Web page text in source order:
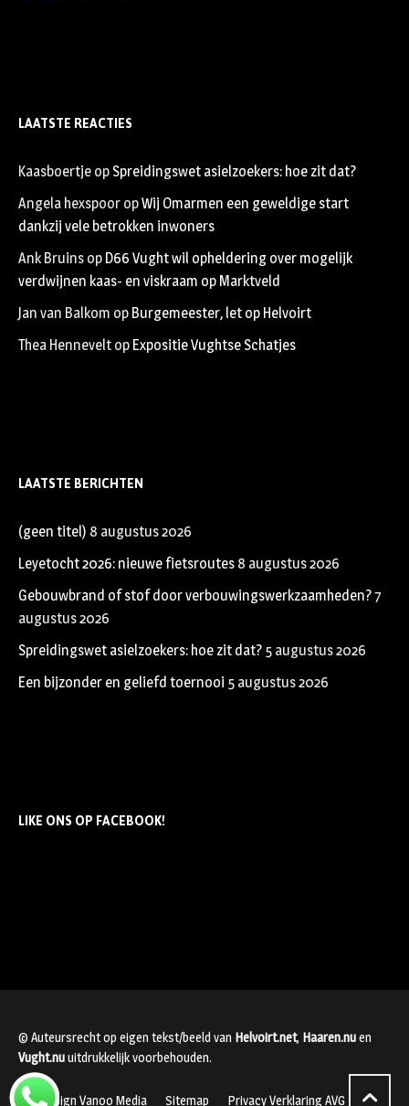
LAATSTE REACTIES
Kaasboertje op Spreidingswet asielzoekers: hoe zit dat?
Angela hexspoor opWij Omarmen een geweldige start
dankzij vele betrokken inwoners
Ank Bruins op D66 Vught wil opheldering over mogelijk
verdwijnen kaas- en viskraam op Marktveld
Jan van Balkom op Burgemeester, let op Helvoirt
Thea Hennevelt op Expositie Vughtse Schatjes
LAATSTE BERICHTEN
(geen titel) 8 augustus 2026
Leyetocht 2026: nieuwe fietsroutes 8 augustus 2026
Gebouwbrand of stof door verbouwingswerkzaamheden?7
augustus 2026
Spreidingswet asielzoekers: hoe zit dat? 5 augustus 2026
Een bijzonder en geliefd toernooi 5 augustus 2026
LIKE ONS OP FACEBOOK!
© Auteursrecht op eigen tekst/beeld van Helvoirt.net, Haaren.nuen
Vught.nuuitdrukkelijk voorbehouden.
Webdesign Vanoo Media Sitemap Privacy Verklaring AVG